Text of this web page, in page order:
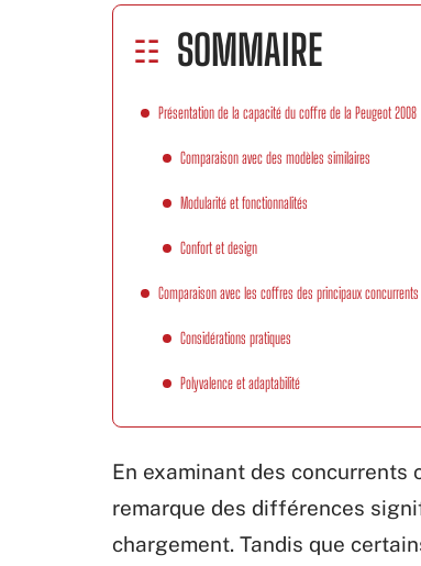
SOMMAIRE
Présentation de la capacité du coffre de la Peugeot 2008
Comparaison avec des modèles similaires
Modularité et fonctionnalités
Confort et design
Comparaison avec les coffres des principaux concurrents
Considérations pratiques
Polyvalence et adaptabilité
En examinant des concurrents
remarque des différences
chargement. Tandis que